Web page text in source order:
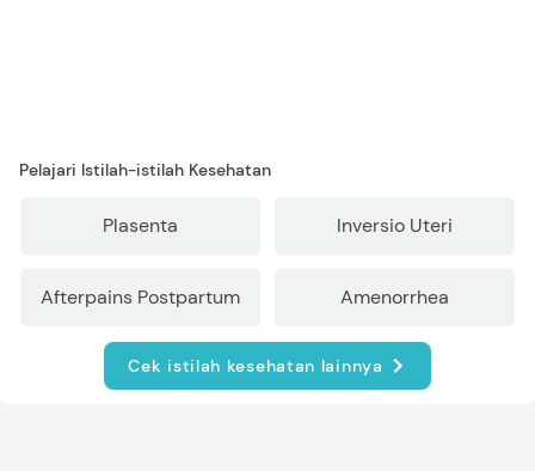
Pelajari Istilah-istilah Kesehatan
Plasenta Inversio Uteri
Afterpains Postpartum Amenorrhea
Cek istilah kesehatan lainnya